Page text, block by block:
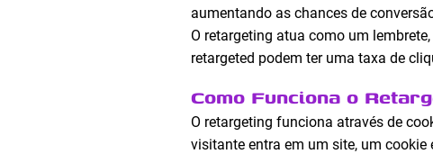
aumentando as chances de
O retargeting atua como um
retargeted podem ter uma taxa de
Como Funciona o
O retargeting funciona através de
visitante entra em um site, um